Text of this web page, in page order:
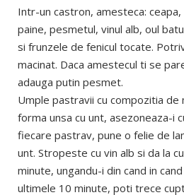
Intr-un castron, amesteca: ceapa,
paine, pesmetul, vinul alb, oul
si frunzele de fenicul tocate.
macinat. Daca amestecul ti se
adauga putin pesmet.
Umple pastravii cu compozitia de
forma unsa cu unt, asezoneaza-i
fiecare pastrav, pune o felie de
unt. Stropeste cu vin alb si da la
minute, ungandu-i din cand in
ultimele 10 minute, poti trece